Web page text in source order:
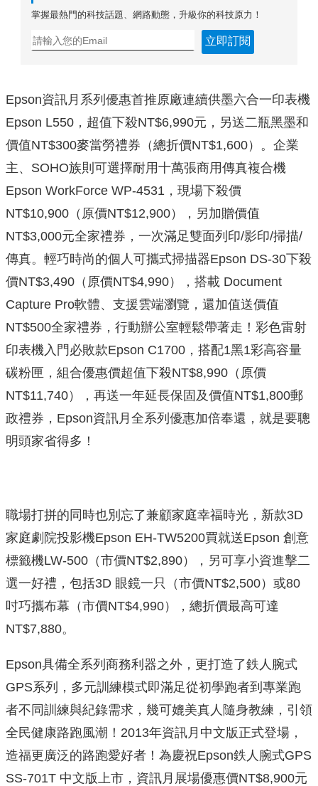
掌握最熱門的科技話題、網路動態，升級你的科技原力！
立即訂閱
Epson資訊月系列優惠首推原廠連續供墨六合一印表機
Epson L550，超值下殺NT$6,990元，另送二瓶黑墨和
價值NT$300麥當勞禮券（總折價NT$1,600）。企業
主、SOHO族則可選擇耐用十萬張商用傳真複合機
Epson WorkForce WP-4531，現場下殺價
NT$10,900（原價NT$12,900），另加贈價值
NT$3,000元全家禮券，一次滿足雙面列印/影印/掃描/
傳真。輕巧時尚的個人可攜式掃描器Epson DS-30下殺
價NT$3,490（原價NT$4,990），搭載 Document
Capture Pro軟體、支援雲端瀏覽，還加值送價值
NT$500全家禮券，行動辦公室輕鬆帶著走！彩色雷射
印表機入門必敗款Epson C1700，搭配1黑1彩高容量
碳粉匣，組合優惠價超值下殺NT$8,990（原價
NT$11,740），再送一年延長保固及價值NT$1,800郵
政禮券，Epson資訊月全系列優惠加倍奉還，就是要聰
明頭家省得多！
職場打拼的同時也別忘了兼顧家庭幸福時光，新款3D
家庭劇院投影機Epson EH-TW5200買就送Epson 創意
標籤機LW-500（市價NT$2,890），另可享小資進擊二
選一好禮，包括3D 眼鏡一只（市價NT$2,500）或80
吋巧攜布幕（市價NT$4,990），總折價最高可達
NT$7,880。
Epson具備全系列商務利器之外，更打造了鉄人腕式
GPS系列，多元訓練模式即滿足從初學跑者到專業跑
者不同訓練與紀錄需求，幾可媲美真人隨身教練，引領
全民健康路跑風潮！2013年資訊月中文版正式登場，
造福更廣泛的路跑愛好者！為慶祝Epson鉄人腕式GPS
SS-701T 中文版上市，資訊月展場優惠價NT$8,900元